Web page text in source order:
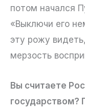
потом начался
«Выключи его
эту рожу
мерзость
Вы считаете
государством?